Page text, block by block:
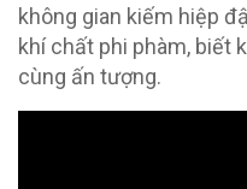
không gian kiếm hiệp
khí chất phi phàm, biết
cùng ấn tượng.